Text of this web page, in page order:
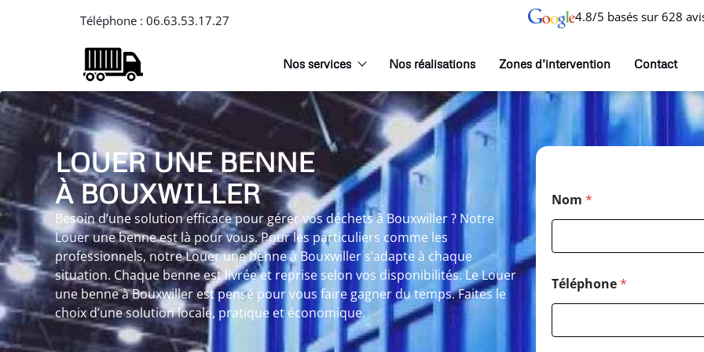
Téléphone : 06.63.53.17.27 4.8/5 basés sur 628
Nos services Nos réalisations Zones d’intervention Contact
LOUER UNE BENNE
À BOUXWILLER
Besoin d’une solution efficace pour gérer vos déchets à Bouxwiller ? Notre
Louer une benne est là pour vous. Pour les particuliers comme les
professionnels, notre Louer une benne à Bouxwiller s’adapte à chaque
situation. Chaque benne est livrée et reprise selon vos disponibilités. Le Louer
une benne à Bouxwiller est pensé pour vous faire gagner du temps. Faites le
choix d’une solution locale, pratique et économique.
Nom *
Téléphone*